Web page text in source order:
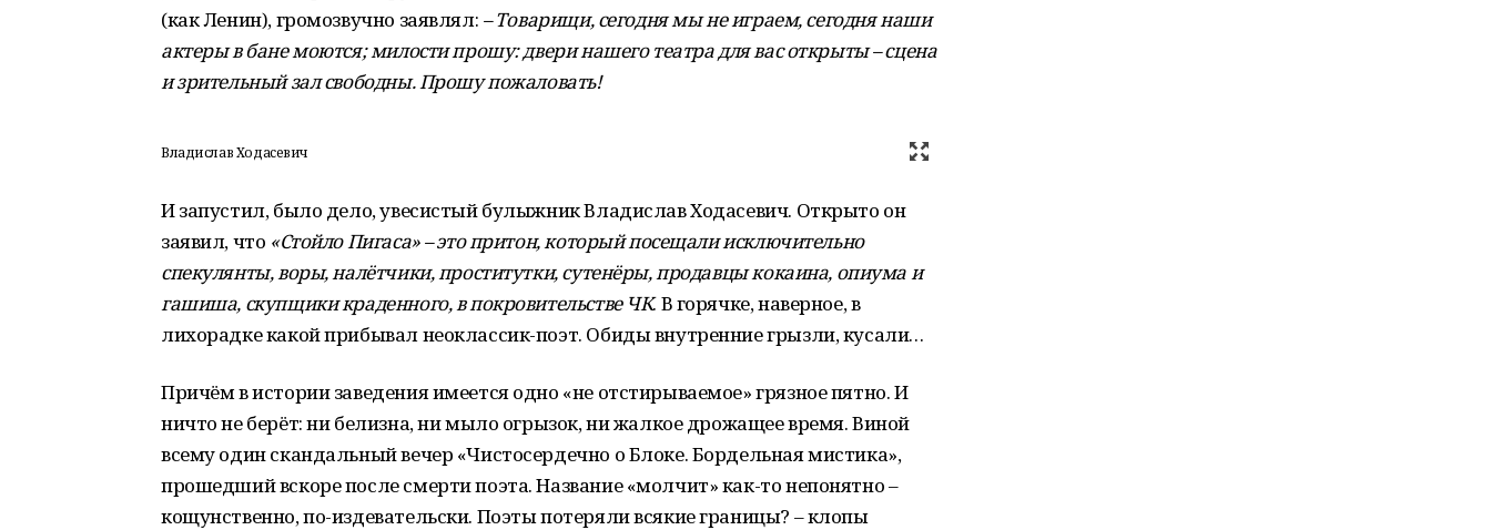
(как Ленин), громозвучно заявлял: – Товарищи, сегодня мы не играем, сегодня наши
актеры в бане моются; милости прошу: двери нашего театра для вас открыты – сцена
и зрительный зал свободны. Прошу пожаловать!
Владислав Ходасевич
И запустил, было дело, увесистый булыжник Владислав Ходасевич. Открыто он
заявил, что «Стойло Пигаса» – это притон, который посещали исключительно
спекулянты, воры, налётчики, проститутки, сутенёры, продавцы кокаина, опиума и
гашиша, скупщики краденного, в покровительстве ЧК. В горячке, наверное, в
лихорадке какой прибывал неоклассик-поэт. Обиды внутренние грызли, кусали…
Причём в истории заведения имеется одно «не отстирываемое» грязное пятно. И
ничто не берёт: ни белизна, ни мыло огрызок, ни жалкое дрожащее время. Виной
всему один скандальный вечер «Чистосердечно о Блоке. Бордельная мистика»,
прошедший вскоре после смерти поэта. Название «молчит» как-то непонятно –
кощунственно, по-издевательски. Поэты потеряли всякие границы? – клопы